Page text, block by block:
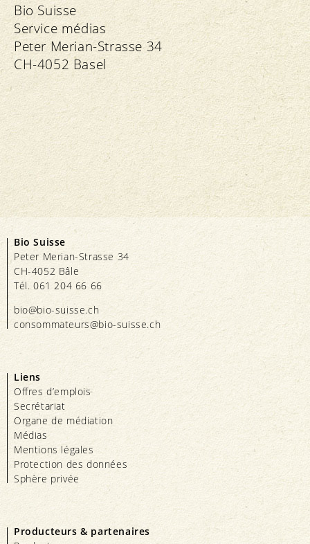
Bio Suisse
Service médias
Peter Merian-Strasse 34
CH-4052 Basel
Bio Suisse
Peter Merian-Strasse 34
CH-4052 Bâle
Tél. 061 204 66 66
bio@bio-suisse.ch
consommateurs@bio-suisse.ch
Liens
Offres d’emplois
Secrétariat
Organe de médiation
Médias
Mentions légales
Protection des données
Sphère privée
Producteurs & partenaires